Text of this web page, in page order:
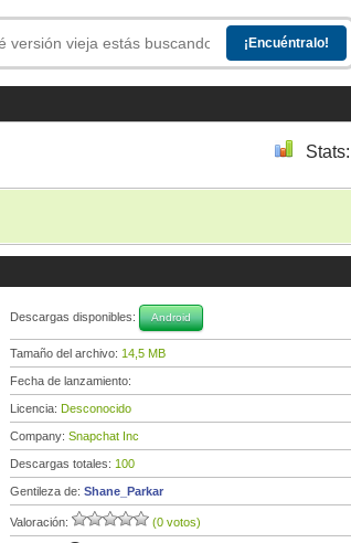
Stats:
Descargas disponibles: Android
Tamaño del archivo: 14,5 MB
Fecha de lanzamiento:
Licencia: Desconocido
Company: Snapchat Inc
Descargas totales: 100
Gentileza de: Shane_Parkar
Valoración: (0 votos)